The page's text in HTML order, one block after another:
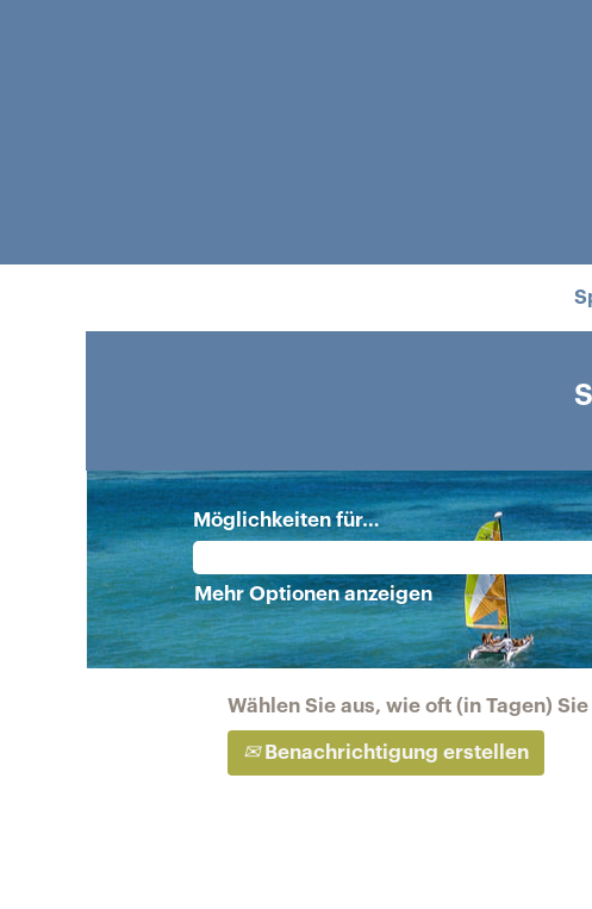
Möglichkeiten für…
Mehr Optionen anzeigen
Wählen Sie aus, wie oft (in Tagen)
Benachrichtigung erstellen